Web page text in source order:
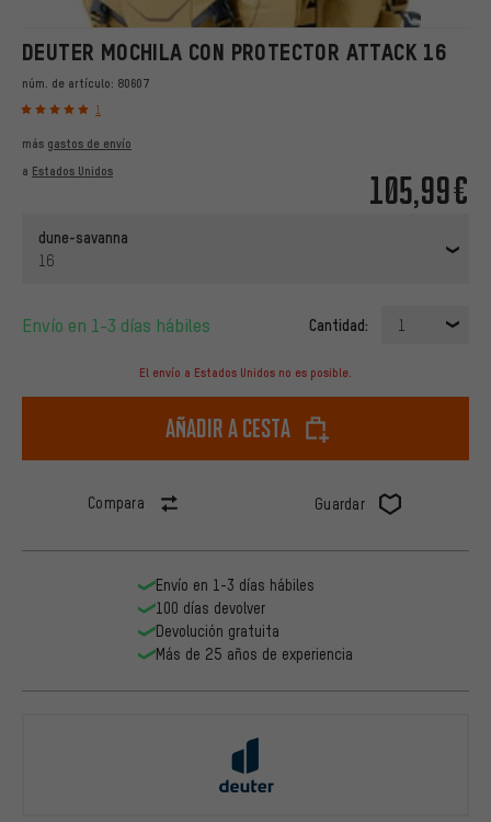
DEUTER MOCHILA CON PROTECTOR ATTACK 16
núm. de artículo: 80607
1
105,99€
más gastos de envío
a Estados Unidos
dune-savanna
16
Envío en 1-3 días hábiles Cantidad: 1
El envío a Estados Unidos no es posible.
Añadir a cesta
Compara Guardar
Envío en 1-3 días hábiles
100 días devolver
Devolución gratuita
Más de 25 años de experiencia